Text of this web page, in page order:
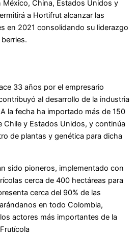
México, China, Estados Unidos y
a Hortifrut alcanzar las
en 2021 consolidando su liderazgo
33 años por el empresario
al desarrollo de la industria
la fecha ha importado más de 150
Chile y Estados Unidos, y continúa
de plantas y genética para dicha
sido pioneros, implementado con
cerca de 400 hectáreas para
cerca del 90% de las
en todo Colombia,
actores más importantes de la